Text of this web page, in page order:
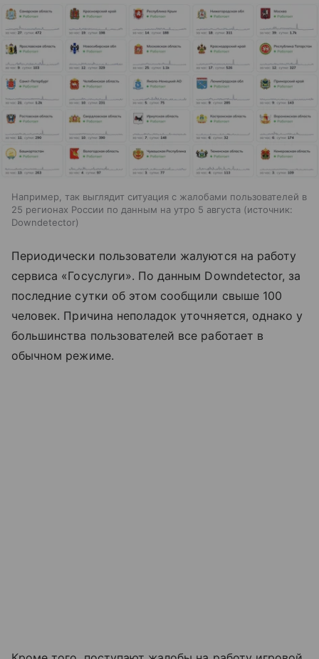
Например, так выглядит ситуация с жалобами пользователей в
25 регионах России по данным на утро 5 августа
источник:
Downdetector
Периодически пользователи жалуются на работу
сервиса «Госуслуги». По данным Downdetector, за
последние сутки об этом сообщили свыше 100
человек. Причина неполадок уточняется, однако у
большинства пользователей все работает в
обычном режиме.